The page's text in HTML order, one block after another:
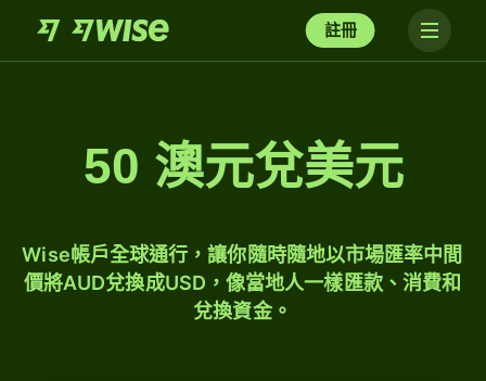
註冊
50 澳元兌美元
Wise帳戶全球通行，讓你隨時隨地以市場匯率中間
價將AUD兌換成USD，像當地人一樣匯款、消費和
兌換資金。